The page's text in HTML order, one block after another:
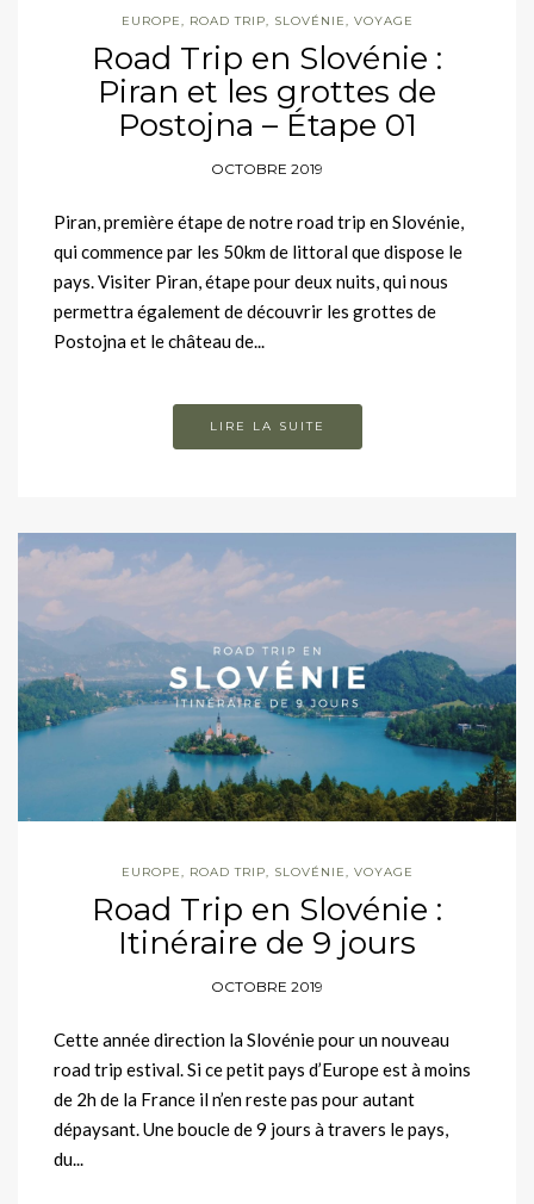
EUROPE ROAD TRIP SLOVÉNIE VOYAGE
Road Trip en Slovénie :
Piran et les grottes de
Postojna – Étape 01
OCTOBRE 2019
Piran, première étape de notre road trip en Slovénie,
qui commence par les 50km de littoral que dispose le
pays. Visiter Piran, étape pour deux nuits, qui nous
permettra également de découvrir les grottes de
Postojna et le château de...
LIRE LA SUITE
EUROPE ROAD TRIP SLOVÉNIE VOYAGE
Road Trip en Slovénie :
Itinéraire de 9 jours
OCTOBRE 2019
Cette année direction la Slovénie pour un nouveau
road trip estival. Si ce petit pays d’Europe est à moins
de 2h de la France il n’en reste pas pour autant
dépaysant. Une boucle de 9 jours à travers le pays,
du...